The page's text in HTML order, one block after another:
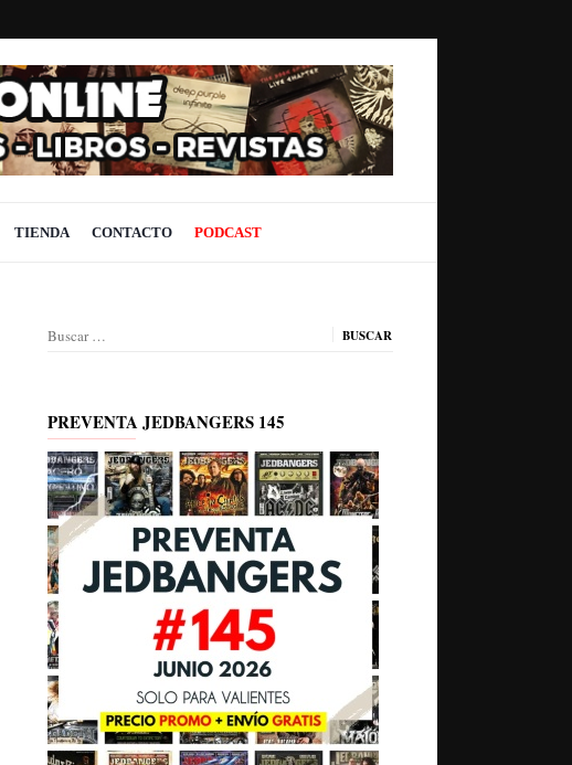
TIENDA CONTACTO PODCAST
Buscar:
PREVENTA JEDBANGERS 145